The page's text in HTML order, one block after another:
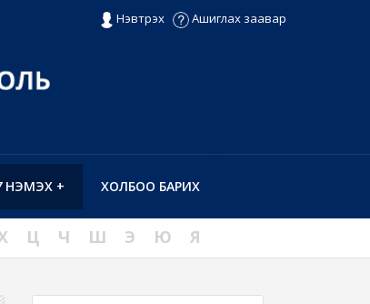
Нэвтрэх Ашиглах заавар
ХОЛБОО БАРИХ
НЭМЭХ +
Ц Ч Ш Э Ю Я